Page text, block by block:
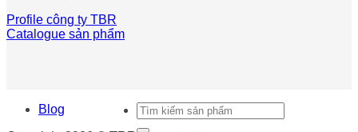
Profile công ty TBR
Catalogue sản phẩm
Blog
Tìm
kiếm: